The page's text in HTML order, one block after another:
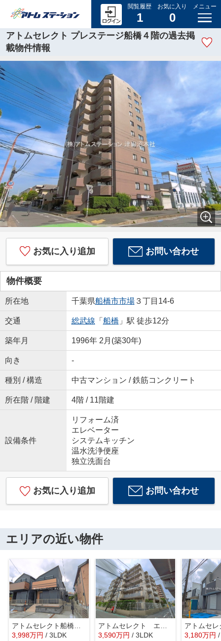
閲覧履歴
1
お気に入り
0
メニュー
アトムセレクト プレステージ船橋４階の過去掲
載物件情報
お気に入り追加 お問い合わせ
物件概要
所在地 千葉県船橋市市場３丁目14-6
交通 総武線 「 船橋 」駅 徒歩12分
築年月 1996年 2月(築30年)
向き -
種別 / 構造 中古マンション / 鉄筋コンクリート
所在階 / 階建 4階 / 11階建
設備条件
リフォーム済
エレベーター
システムキッチン
温水洗浄便座
独立洗面台
お気に入り追加 お問い合わせ
エリアの近い物件
アトムセレクト船橋市習志野台5丁目 2号棟
3,998万円 / 3LDK
アトムセレクト エステ・スクエア船橋7階
3,590万円 / 3LDK 3,180万円